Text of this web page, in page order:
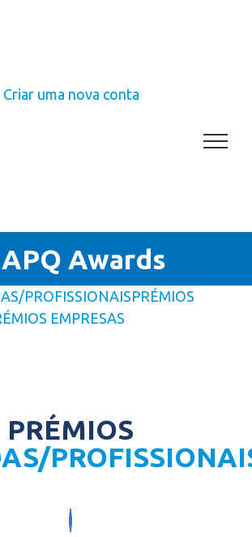
Criar uma nova conta
Awards
PROFISSIONAISPRÉMIOS
EMPRESAS
PRÉMIOS